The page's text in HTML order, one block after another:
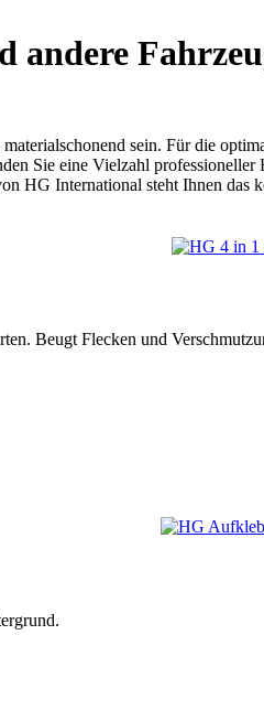
andere
sein. Für die
Sie eine Vielzahl
HG International steht Ihnen das
Beugt Flecken und